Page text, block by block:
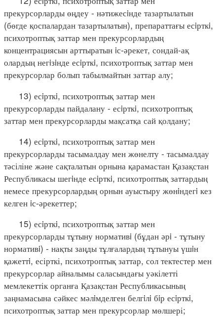
прекурсорларды өңдеу - нәтижесiнде тазартылатын
(бөгде қоспалардан тазартылатын), препараттағы есiрткi,
психотроптық заттар мен прекурсорлардың
концентрациясын арттыратын iс-әрекет, сондай-ақ
олардың негiзiнде есiрткi, психотроптық заттар мен
прекурсорлар болып табылмайтын заттар алу;
13) есiрткi, психотроптық заттар мен
прекурсорларды пайдалану - есiрткi, психотроптық
заттар мен прекурсорларды мақсатқа сай қолдану;
14) есiрткi, психотроптық заттар мен
прекурсорларды тасымалдау мен жөнелту - тасымалдау
тәсіліне және сақталатын орнына қарамастан Қазақстан
Республикасы шегiнде есiрткi, психотроптық заттардың
немесе прекурсорлардың орнын ауыстыру жөнiндегi кез
келген iс-әрекеттер;
15) есiрткi, психотроптық заттар мен
прекурсорларды тұтыну нормативi (бұдан әрi - тұтыну
нормативi) - нақты заңды тұлғалардың тұтынуы үшiн
қажеттi, есірткі, психотроптық заттар, сол тектестер мен
прекурсорлар айналымы саласындағы уәкілетті
мемлекеттік органға Қазақстан Республикасының
заңнамасына сәйкес мәлiмделген белгiлi бiр есiрткi,
психотроптық заттар мен прекурсорлар мөлшері;